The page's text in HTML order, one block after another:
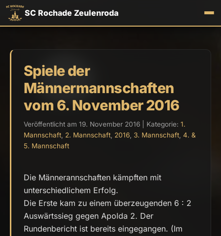
SC Rochade Zeulenroda
Spiele der
Männermannschaften
vom 6. November 2016
Veröffentlicht am 19. November 2016 | Kategorie: 1.
Mannschaft 2. Mannschaft 2016 3. Mannschaft 4. &
5. Mannschaft
Die Männerannschaften kämpften mit
unterschiedlichem Erfolg.
Die Erste kam zu einem überzeugenden 6 : 2
Auswärtssieg gegen Apolda 2. Der
Rundenbericht ist bereits eingegangen. (Im